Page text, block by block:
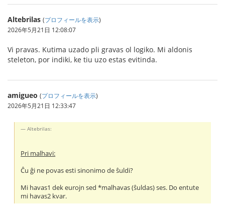
Altebrilas (プロフィールを表示)
2026年5月21日 12:08:07
Vi pravas. Kutima uzado pli gravas ol logiko. Mi aldonis
steleton, por indiki, ke tiu uzo estas evitinda.
amigueo (プロフィールを表示)
2026年5月21日 12:33:47
Altebrilas:
Pri malhavi:
Ĉu ĝi ne povas esti sinonimo de ŝuldi?
Mi havas1 dek eurojn sed *malhavas (ŝuldas) ses. Do entute
mi havas2 kvar.